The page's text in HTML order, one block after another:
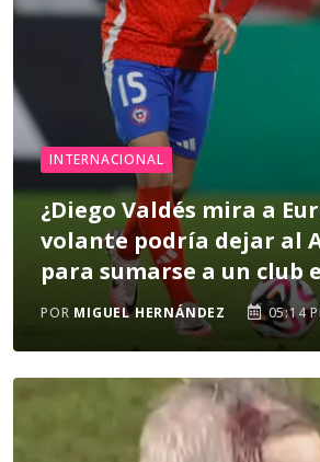
INTERNACIONAL
¿Diego Valdés mira a
volante podría dejar al
para sumarse a un club
POR MIGUEL HERNÁNDEZ 05:14